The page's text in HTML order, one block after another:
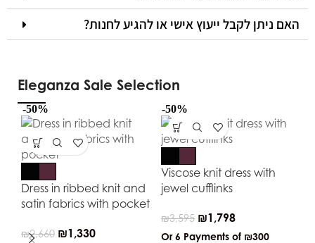
האם ניתן לקבל ייעוץ אישי או להגיע לחנות?
Eleganza Sale Selection
-50%
Dress in ribbed knit and
satin fabrics with pocket
₪2,660 ₪1,330
-50%
Viscose knit dress with
jewel cufflinks
₪3,595 ₪1,798
Or 6 Payments of ₪300